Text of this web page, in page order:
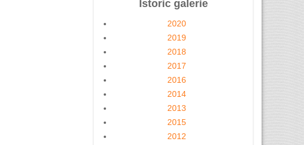
Istoric galerie
2020
2019
2018
2017
2016
2014
2013
2015
2012